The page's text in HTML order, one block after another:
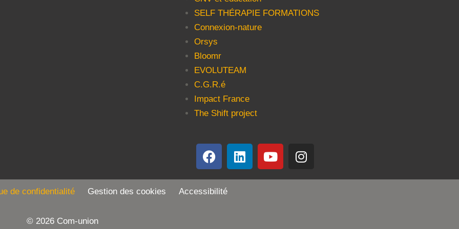
SELF THÉRAPIE FORMATIONS
Connexion-nature
Orsys
Bloomr
EVOLUTEAM
C.G.R.é
Impact France
The Shift project
de confidentialité Gestion des cookies Accessibilité
© 2026 Com-union